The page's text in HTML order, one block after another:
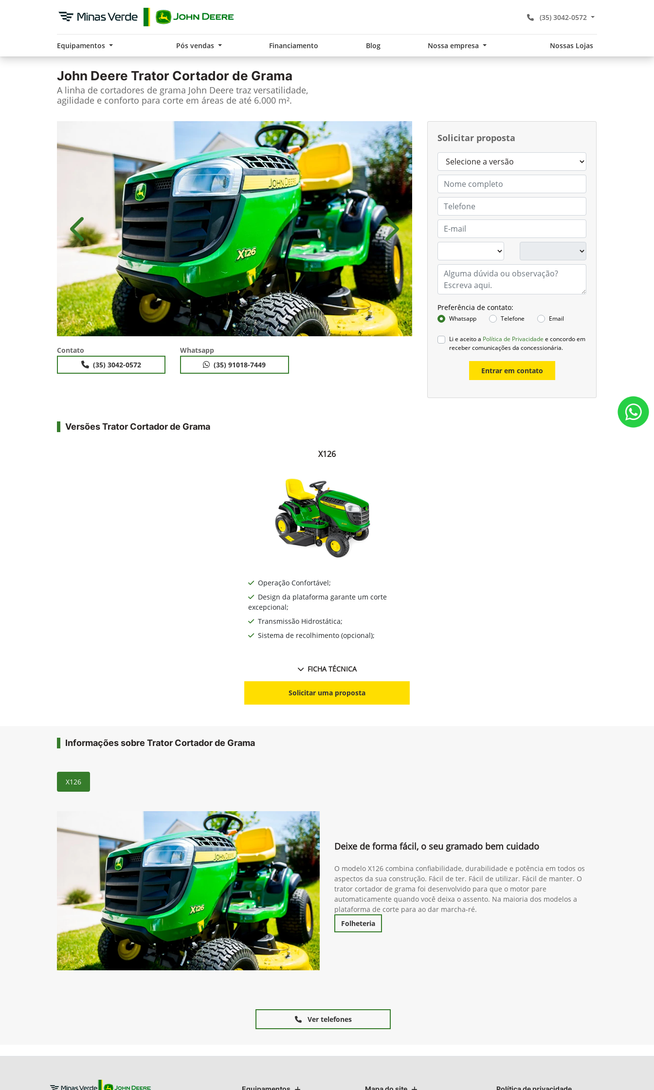
(35) 3042-0572
Equipamentos Pós vendas Financiamento Blog Nossa empresa Nossas Lojas
John Deere Trator Cortador de Grama
A linha de cortadores de grama John Deere traz versatilidade,
agilidade e conforto para corte em áreas de até 6.000 m².
Solicitar proposta
Preferência de contato:
Whatsapp Telefone Email
Li e aceito a Política de Privacidade e concordo em
receber comunicações da concessionária.
Entrar em contato
Anterior Próximo
Contato
(35) 3042-0572
Whatsapp
(35) 91018-7449
Versões Trator Cortador de Grama
X126
Operação Confortável;
Design da plataforma garante um corte
excepcional;
Transmissão Hidrostática;
Sistema de recolhimento (opcional);
FICHA TÉCNICA
Solicitar uma proposta
Informações sobre Trator Cortador de Grama
X126
Deixe de forma fácil, o seu gramado bem cuidado
O modelo X126 combina confiabilidade, durabilidade e potência em todos os
aspectos da sua construção. Fácil de ter. Fácil de utilizar. Fácil de manter. O
trator cortador de grama foi desenvolvido para que o motor pare
automaticamente quando você deixa o assento. Na maioria dos modelos a
plataforma de corte para ao dar marcha-ré.
Folheteria
Ver telefones